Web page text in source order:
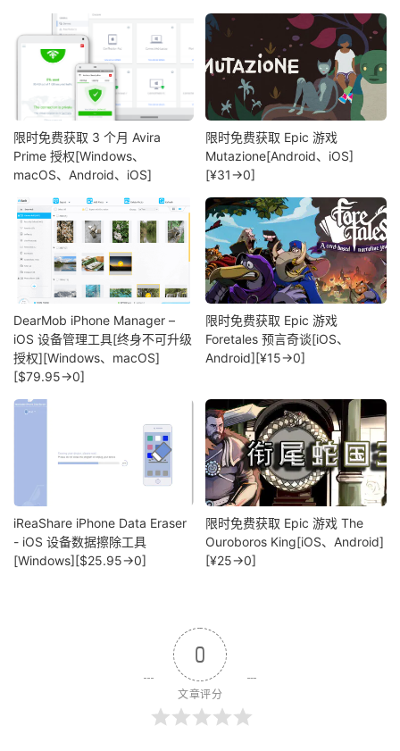
限时免费获取 3 个月 Avira
Prime 授权[Windows、
macOS、Android、iOS]
限时免费获取 Epic 游戏
Mutazione[Android、iOS]
[¥31→0]
DearMob iPhone Manager –
iOS 设备管理工具[终身不可升级
授权][Windows、macOS]
[$79.95→0]
限时免费获取 Epic 游戏
Foretales 预言奇谈[iOS、
Android][¥15→0]
iReaShare iPhone Data Eraser
- iOS 设备数据擦除工具
[Windows][$25.95→0]
限时免费获取 Epic 游戏 The
Ouroboros King[iOS、Android]
[¥25→0]
0
文章评分